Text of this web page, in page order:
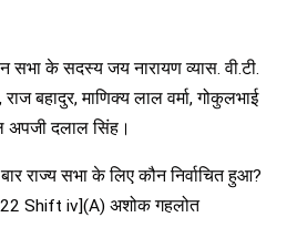
सभा के सदस्य जय नारायण व्यास. वी.टी.
राज बहादुर, माणिक्य लाल वर्मा, गोकुलभाई
अपजी दलाल सिंह।
राज्य सभा के लिए कौन निर्वाचित हुआ?
Shift iv](A) अशोक गहलोत